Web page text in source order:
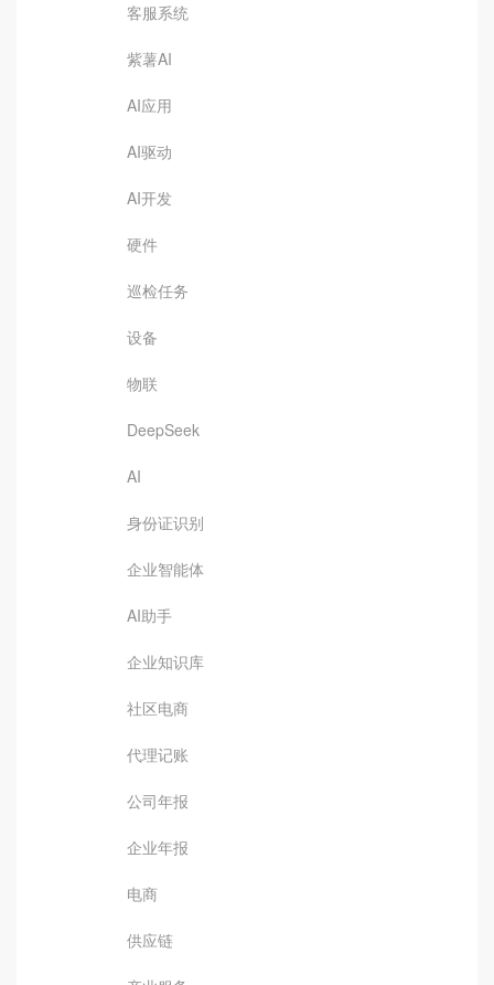
客服系统
紫薯AI
AI应用
AI驱动
AI开发
硬件
巡检任务
设备
物联
DeepSeek
AI
身份证识别
企业智能体
AI助手
企业知识库
社区电商
代理记账
公司年报
企业年报
电商
供应链